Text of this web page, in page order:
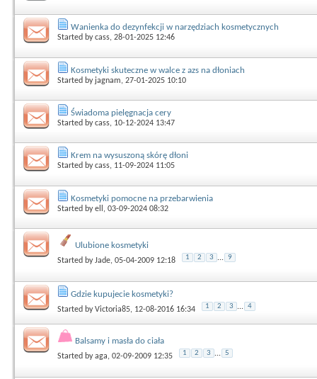
Wanienka do dezynfekcji w narzędziach kosmetycznych
Started bycass, 28-01-2025 12:46
Kosmetyki skuteczne w walce z azs na dłoniach
Started by jagnam, 27-01-2025 10:10
Świadoma pielęgnacja cery
Started bycass, 10-12-2024 13:47
Krem na wysuszoną skórę dłoni
Started bycass, 11-09-2024 11:05
Kosmetyki pomocne na przebarwienia
Started byell , 03-09-2024 08:32
Ulubione kosmetyki
Started byJade, 05-04-2009 12:18 1 2 3 ... 9
Gdzie kupujecie kosmetyki?
Started byVictoria85, 12-08-2016 16:34 1 2 3 ... 4
Balsamy i masła do ciała
Started byaga, 02-09-2009 12:35 1 2 3 ... 5